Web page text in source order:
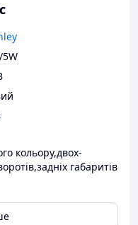
5W
кольору,двох-
габаритів